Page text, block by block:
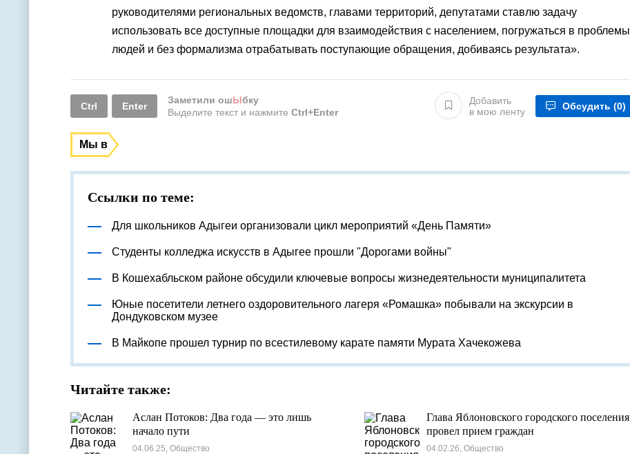
руководителями региональных ведомств, главами территорий, депутатами ставлю задачу
использовать все доступные площадки для взаимодействия с населением, погружаться в проблемы
людей и без формализма отрабатывать поступающие обращения, добиваясь результата».
Ctrl Enter
Заметили ошЫбку
Выделите текст и нажмите Ctrl+Enter
Добавить
в мою ленту
Обсудить (0)
Мы в
Ссылки по теме:
Для школьников Адыгеи организовали цикл мероприятий «День Памяти»
Студенты колледжа искусств в Адыгее прошли "Дорогами войны"
В Кошехабльском районе обсудили ключевые вопросы жизнедеятельности муниципалитета
Юные посетители летнего оздоровительного лагеря «Ромашка» побывали на экскурсии в
Дондуковском музее
В Майкопе прошел турнир по всестилевому карате памяти Мурата Хачекожева
Читайте также:
Аслан Потоков: Два года — это лишь
начало пути
04.06.25, Общество
Глава Яблоновского городского поселения
провел прием граждан
04.02.26, Общество